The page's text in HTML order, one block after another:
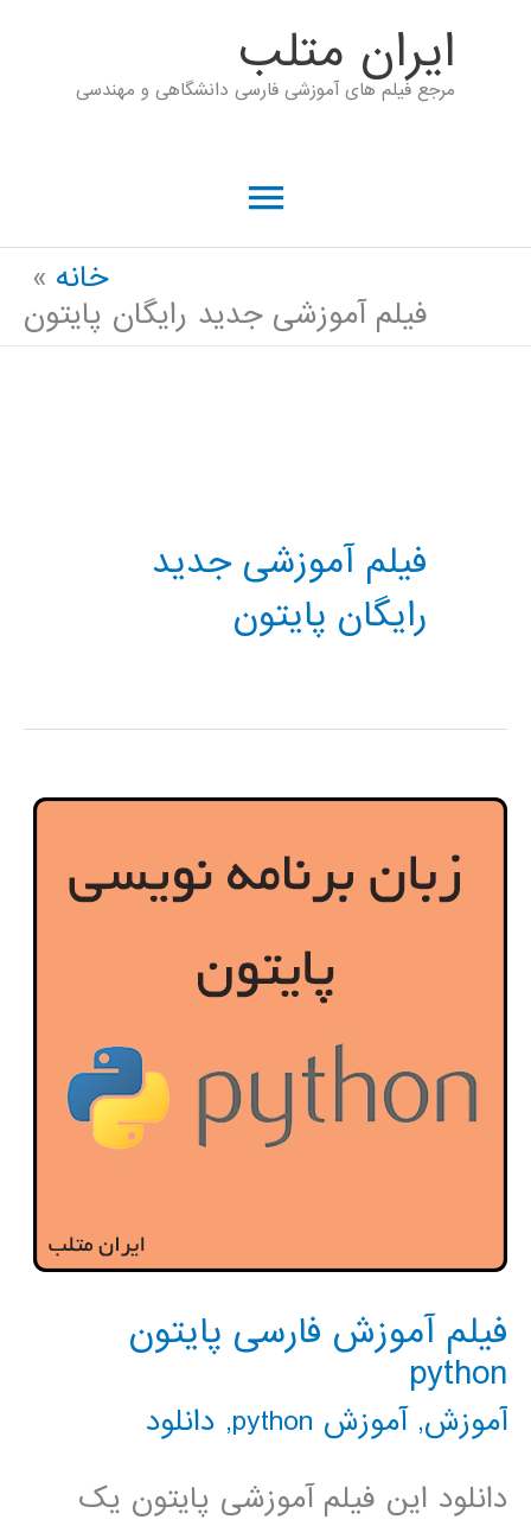
ايران متلب
مرجع فیلم های آموزشی فارسی دانشگاهی و مهندسی
فهرست
خانه
فیلم آموزشی جدید رایگان پایتون
فیلم آموزشی جدید
رایگان پایتون
فیلم آموزش فارسی پایتون
python
آموزش,آموزش python , دانلود
دانلود این فیلم آموزشی پایتون یک